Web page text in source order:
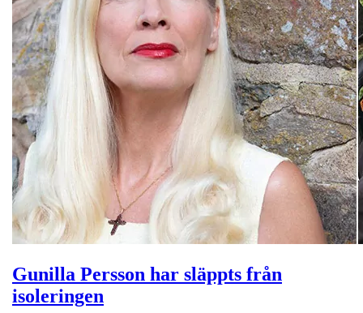
Gunilla Persson har släppts från
isoleringen